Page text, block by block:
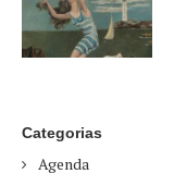
Categorias
Agenda